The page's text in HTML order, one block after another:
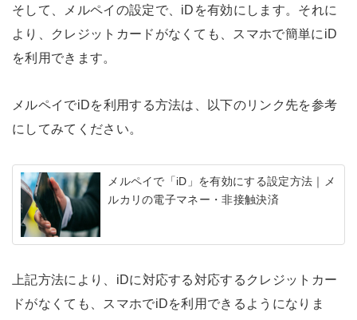
そして、メルペイの設定で、iDを有効にします。それに
より、クレジットカードがなくても、スマホで簡単にiD
を利用できます。
メルペイでiDを利用する方法は、以下のリンク先を参考
にしてみてください。
メルペイで「iD」を有効にする設定方法｜メ
ルカリの電子マネー・非接触決済
上記方法により、iDに対応する対応するクレジットカー
ドがなくても、スマホでiDを利用できるようになりま